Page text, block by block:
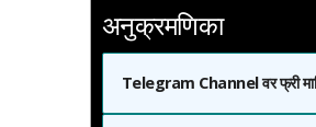
अनुक्रमणिका
Telegram Channel वर फ्री